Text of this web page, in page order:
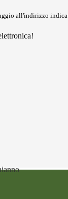
all'indirizzo